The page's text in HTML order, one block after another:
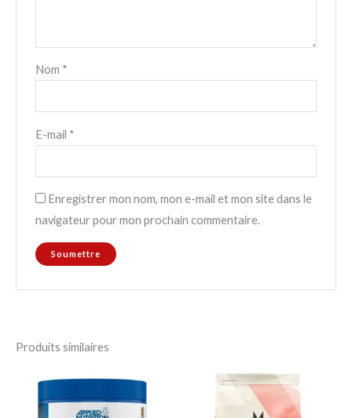
Nom *
E-mail *
Enregistrer mon nom, mon e-mail et mon site dans le
navigateur pour mon prochain commentaire.
Produits similaires